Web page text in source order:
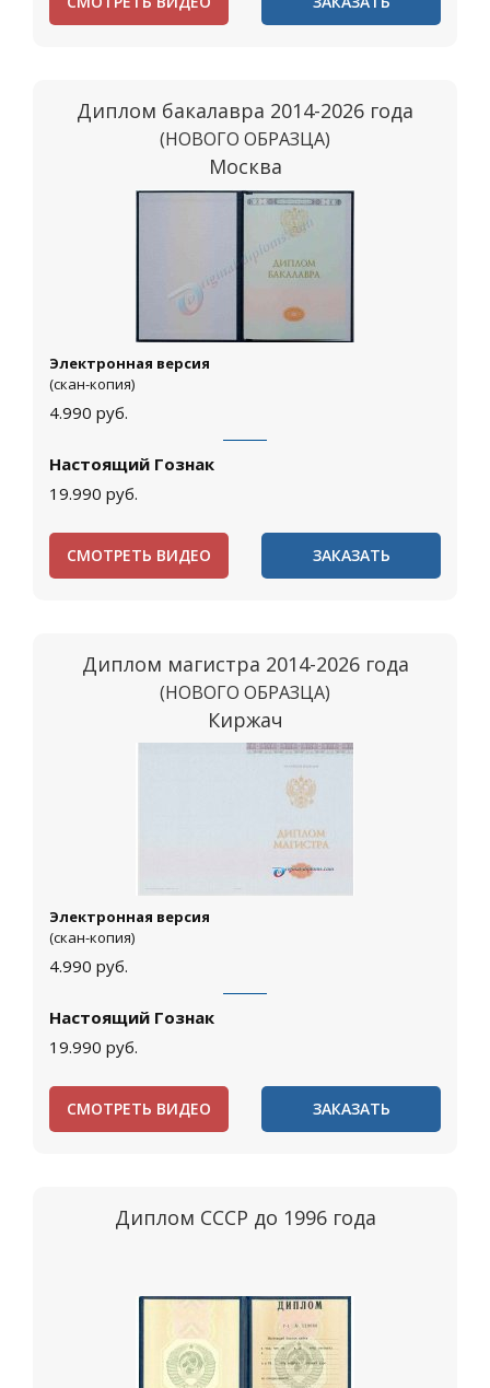
Диплом бакалавра 2014-2026 года
(НОВОГО ОБРАЗЦА)
Москва
Электронная версия
(скан-копия)
4.990 руб.
Настоящий Гознак
19.990 руб.
СМОТРЕТЬ ВИДЕО ЗАКАЗАТЬ
Диплом магистра 2014-2026 года
(НОВОГО ОБРАЗЦА)
Киржач
Электронная версия
(скан-копия)
4.990 руб.
Настоящий Гознак
19.990 руб.
СМОТРЕТЬ ВИДЕО ЗАКАЗАТЬ
Диплом СССР до 1996 года